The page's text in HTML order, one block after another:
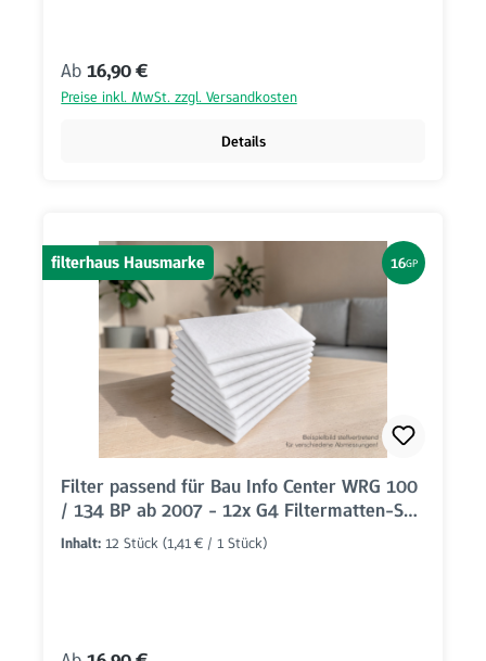
Regulärer Preis:
Ab 16,90 €
Preise inkl. MwSt. zzgl. Versandkosten
Details
filterhaus Hausmarke 16GP
Filter passend für Bau Info Center WRG 100
/ 134 BP ab 2007 - 12x G4 Filtermatten-Set
(405x250mm)
Inhalt: 12 Stück (1,41 € / 1 Stück)